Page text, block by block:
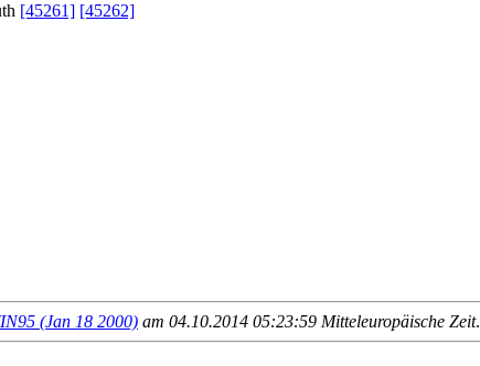
[45261] [45262]
(Jan 18 2000) am 04.10.2014 05:23:59 Mitteleuropäische Zeit.